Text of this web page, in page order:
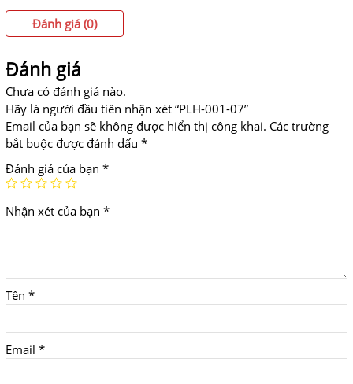
Đánh giá (0)
Đánh giá
Chưa có đánh giá nào.
Hãy là người đầu tiên nhận xét “PLH-001-07”
Email của bạn sẽ không được hiển thị công khai. Các trường
bắt buộc được đánh dấu *
Đánh giá của bạn *
Nhận xét của bạn *
Tên *
Email *